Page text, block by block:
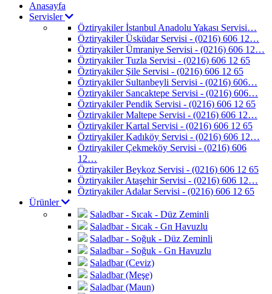
Anasayfa
Servisler
Öztiryakiler İstanbul Anadolu Yakası Servisi…
Öztiryakiler Üsküdar Servisi - (0216) 606 12…
Öztiryakiler Ümraniye Servisi - (0216) 606 12…
Öztiryakiler Tuzla Servisi - (0216) 606 12 65
Öztiryakiler Şile Servisi - (0216) 606 12 65
Öztiryakiler Sultanbeyli Servisi - (0216) 606…
Öztiryakiler Sancaktepe Servisi - (0216) 606…
Öztiryakiler Pendik Servisi - (0216) 606 12 65
Öztiryakiler Maltepe Servisi - (0216) 606 12…
Öztiryakiler Kartal Servisi - (0216) 606 12 65
Öztiryakiler Kadıköy Servisi - (0216) 606 12…
Öztiryakiler Çekmeköy Servisi - (0216) 606
12…
Öztiryakiler Beykoz Servisi - (0216) 606 12 65
Öztiryakiler Ataşehir Servisi - (0216) 606 12…
Öztiryakiler Adalar Servisi - (0216) 606 12 65
Ürünler
Saladbar - Sıcak - Düz Zeminli
Saladbar - Sıcak - Gn Havuzlu
Saladbar - Soğuk - Düz Zeminli
Saladbar - Soğuk - Gn Havuzlu
Saladbar (Ceviz)
Saladbar (Meşe)
Saladbar (Maun)